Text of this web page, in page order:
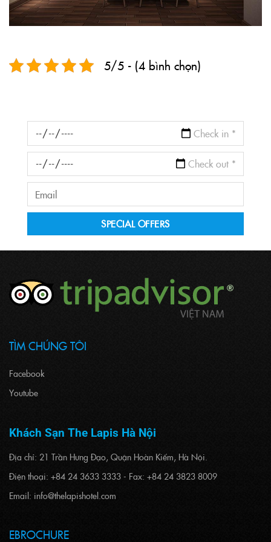
5/5 - (4 bình chọn)
TÌM CHÚNG TÔI
Facebook
Youtube
Khách Sạn The Lapis Hà Nội
Địa chỉ: 21 Trần Hưng Đạo, Quận Hoàn Kiếm, Hà Nội.
Điện thoại: +84 24 3633 3333 - Fax: +84 24 3823 8009
Email: info@thelapishotel.com
EBROCHURE